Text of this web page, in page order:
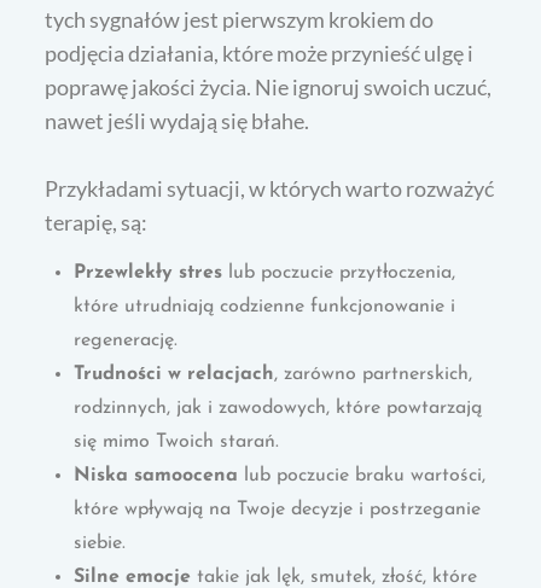
tych sygnałów jest pierwszym krokiem do
podjęcia działania, które może przynieść ulgę i
poprawę jakości życia. Nie ignoruj swoich uczuć,
nawet jeśli wydają się błahe.
Przykładami sytuacji, w których warto rozważyć
terapię, są:
Przewlekły stres lub poczucie przytłoczenia,
które utrudniają codzienne funkcjonowanie i
regenerację.
Trudności w relacjach, zarówno partnerskich,
rodzinnych, jak i zawodowych, które powtarzają
się mimo Twoich starań.
Niska samoocena lub poczucie braku wartości,
które wpływają na Twoje decyzje i postrzeganie
siebie.
Silne emocje takie jak lęk, smutek, złość, które